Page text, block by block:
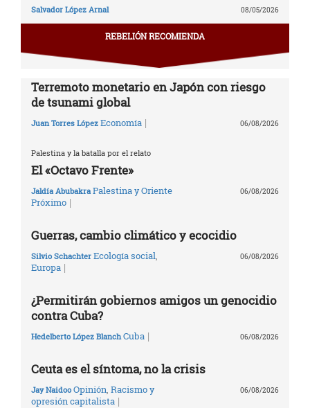
Salvador López Arnal 08/05/2026
REBELIÓN RECOMIENDA
Terremoto monetario en Japón con riesgo
de tsunami global
Juan Torres López Economía | 06/08/2026
Palestina y la batalla por el relato
El «Octavo Frente»
Jaldía Abubakra Palestina y Oriente
Próximo |
06/08/2026
Guerras, cambio climático y ecocidio
Silvio Schachter Ecología social
Europa |
06/08/2026
¿Permitirán gobiernos amigos un genocidio
contra Cuba?
Hedelberto López Blanch Cuba | 06/08/2026
Ceuta es el síntoma, no la crisis
Jay Naidoo Opinión Racismo y
opresión capitalista |
06/08/2026